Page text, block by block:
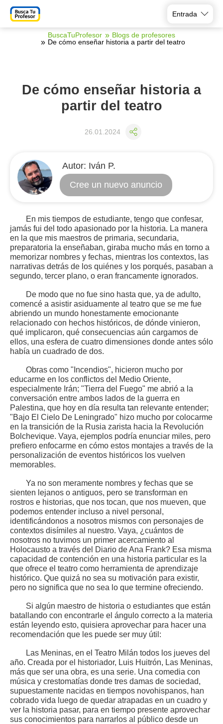
Entrada
BuscaTuProfesor
Blogs de profesores
De cómo enseñar historia a partir del teatro
De cómo enseñar historia a
partir del teatro
26.01.2024
Аutor: Iván P.
Cree un nuevo anuncio
En mis tiempos de estudiante, tengo que confesar,
jamás fui del todo apasionado por la historia. La manera
en la que mis maestros de primaria, secundaria,
preparatoria la enseñaban, giraba mucho más en torno a
memorizar nombres y fechas, mientras los contextos, las
narrativas detrás de los quiénes y los porqués, pasaban a
segundo, tercer plano, o eran francamente ignorados.
De modo que no fue sino hasta que, ya de adulto,
comencé a asistir asiduamente al teatro que se me fue
abriendo un mundo honestamente emocionante
relacionado con hechos históricos, de dónde vinieron,
qué implicaron, qué consecuencias aún cargamos de
ellos, una esfera de cuatro dimensiones donde antes sólo
había un cuadrado de dos.
Obras como "Incendios", hicieron mucho por
educarme en los conflictos del Medio Oriente,
especialmente Irán; "Tierra del Fuego" me abrió a la
conversación entre ambos lados de la guerra en
Palestina, que hoy en día resulta tan relevante entender;
"Bajo El Cielo De Leningrado" hizo mucho por colocarme
en la transición de la Rusia zarista hacia la Revolución
Bolchevique. Vaya, ejemplos podría enunciar miles, pero
prefiero enfocarme en cómo estos montajes a través de la
personalización de eventos históricos los vuelven
memorables.
Ya no son meramente nombres y fechas que se
sienten lejanos o antiguos, pero se transforman en
rostros e historias, que nos tocan, que nos mueven, que
podemos entender incluso a nivel personal,
identificándonos a nosotros mismos con personajes de
contextos disímiles al nuestro. Vaya, ¿cuántos de
nosotros no tuvimos un primer acercamiento al
Holocausto a través del Diario de Ana Frank? Esa misma
capacidad de contención en una historia particular es la
que ofrece el teatro como herramienta de aprendizaje
histórico. Que quizá no sea su motivación para existir,
pero no significa que no sea lo que termine ofreciendo.
Si algún maestro de historia o estudiantes que están
batallando con encontrarle el ángulo correcto a la materia
están leyendo esto, quisiera aprovechar para hacer una
recomendación que les puede ser muy útil:
Las Meninas, en el Teatro Milán todos los jueves del
año. Creada por el historiador, Luis Huitrón, Las Meninas,
más que ser una obra, es una serie. Una comedia con
música y crestomatías donde tres damas de sociedad,
supuestamente nacidas en tiempos novohispanos, han
cobrado vida luego de quedar atrapadas en un cuadro y
ver la historia pasar, para en tiempo presente aprovechar
sus conocimientos para narrarlos al público desde un